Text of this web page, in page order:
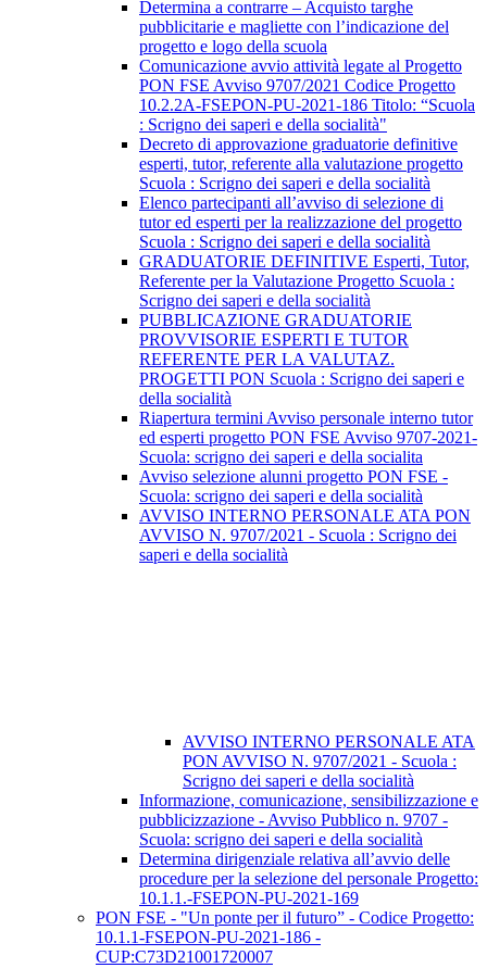
Determina a contrarre – Acquisto targhe
pubblicitarie e magliette con l’indicazione del
progetto e logo della scuola
Comunicazione avvio attività legate al Progetto
PON FSE Avviso 9707/2021 Codice Progetto
10.2.2A-FSEPON-PU-2021-186 Titolo: “Scuola
: Scrigno dei saperi e della socialità"
Decreto di approvazione graduatorie definitive
esperti, tutor, referente alla valutazione progetto
Scuola : Scrigno dei saperi e della socialità
Elenco partecipanti all’avviso di selezione di
tutor ed esperti per la realizzazione del progetto
Scuola : Scrigno dei saperi e della socialità
GRADUATORIE DEFINITIVE Esperti, Tutor,
Referente per la Valutazione Progetto Scuola :
Scrigno dei saperi e della socialità
PUBBLICAZIONE GRADUATORIE
PROVVISORIE ESPERTI E TUTOR
REFERENTE PER LA VALUTAZ.
PROGETTI PON Scuola : Scrigno dei saperi e
della socialità
Riapertura termini Avviso personale interno tutor
ed esperti progetto PON FSE Avviso 9707-2021-
Scuola: scrigno dei saperi e della socialita
Avviso selezione alunni progetto PON FSE -
Scuola: scrigno dei saperi e della socialità
AVVISO INTERNO PERSONALE ATA PON
AVVISO N. 9707/2021 - Scuola : Scrigno dei
saperi e della socialità
AVVISO INTERNO PERSONALE ATA
PON AVVISO N. 9707/2021 - Scuola :
Scrigno dei saperi e della socialità
Informazione, comunicazione, sensibilizzazione e
pubblicizzazione - Avviso Pubblico n. 9707 -
Scuola: scrigno dei saperi e della socialità
Determina dirigenziale relativa all’avvio delle
procedure per la selezione del personale Progetto:
10.1.1.-FSEPON-PU-2021-169
PON FSE - "Un ponte per il futuro” - Codice Progetto:
10.1.1-FSEPON-PU-2021-186 -
CUP:C73D21001720007